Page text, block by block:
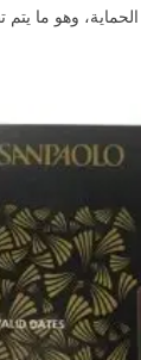
وهو ما